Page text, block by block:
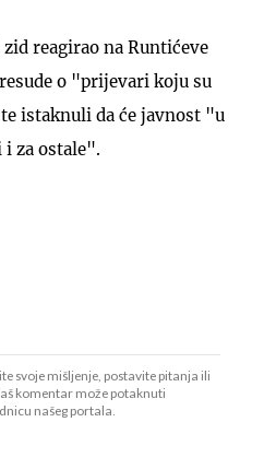
reagirao na Runtićeve
o "prijevari koju su
istaknuli da će javnost "u
i za ostale".
svoje mišljenje, postavite pitanja ili
komentar može potaknuti
našeg portala.